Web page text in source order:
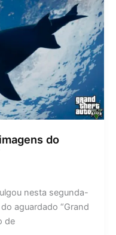
do
nesta segunda-
aguardado “Grand
de